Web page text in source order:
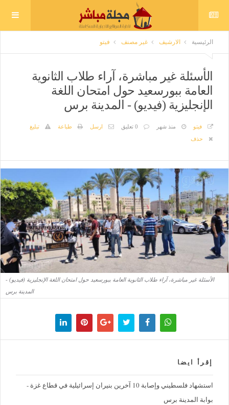
الرئيسية الارشيف غير مصنف فيتو
الأسئلة غير مباشرة، آراء طلاب الثانوية
العامة ببورسعيد حول امتحان اللغة
الإنجليزية (فيديو) - المدينة برس
فيتو منذ شهر 0 تعليق ارسل طباعة
تبليغ
حذف
الأسئلة غير مباشرة، آراء طلاب الثانوية العامة ببورسعيد حول امتحان اللغة الإنجليزية (فيديو) -
المدينة برس
إقرأ ايضا
استشهاد فلسطيني وإصابة 10 آخرين بنيران إسرائيلية في قطاع غزة -
بوابة المدينة برس